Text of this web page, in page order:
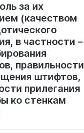
за их
(качеством
в частности –
правильности
штифтов,
прилегания
ко стенкам